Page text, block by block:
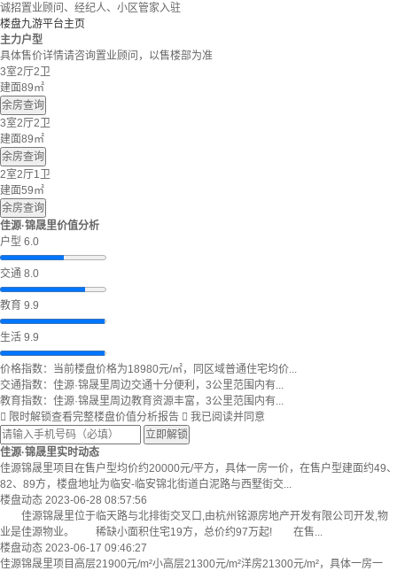
诚招置业顾问、经纪人、小区管家入驻
楼盘九游平台主页
主力户型
具体售价详情请咨询置业顾问，以售楼部为准
3室2厅2卫
建面89㎡
余房查询
3室2厅2卫
建面89㎡
余房查询
2室2厅1卫
建面59㎡
余房查询
佳源·锦晟里价值分析
户型 6.0
交通 8.0
教育 9.9
生活 9.9
价格指数：当前楼盘价格为18980元/㎡，同区域普通住宅均价...
交通指数：佳源·锦晟里周边交通十分便利，3公里范围内有...
教育指数：佳源·锦晟里周边教育资源丰富，3公里范围内有...
 限时解锁查看完整楼盘价值分析报告  我已阅读并同意
立即解锁
佳源·锦晟里实时动态
佳源锦晟里项目在售户型均价约20000元/平方，具体一房一价，在售户型建面约49、
82、89方，楼盘地址为临安-临安锦北街道白泥路与西墅街交...
楼盘动态 2023-06-28 08:57:56
佳源锦晟里位于临天路与北排街交叉口,由杭州铭源房地产开发有限公司开发,物
业是佳源物业。 稀缺小面积住宅19方，总价约97万起! 在售...
楼盘动态 2023-06-17 09:46:27
佳源锦晟里项目高层21900元/m²小高层21300元/m²洋房21300元/m²，具体一房一